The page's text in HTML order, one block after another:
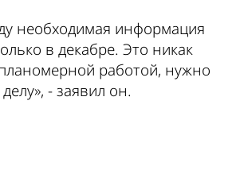
необходимая информация
в декабре. Это никак
работой, нужно
- заявил он.